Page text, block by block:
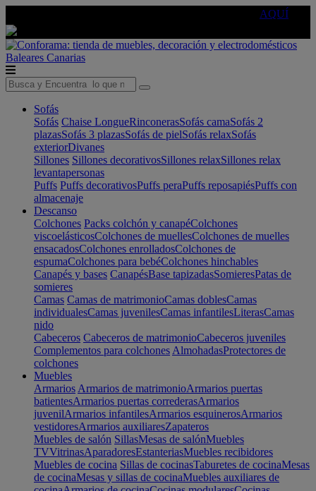
AQUÍ
Baleares Canarias
Sofás
Sofás Chaise LongueRinconerasSofás camaSofás 2
plazasSofás 3 plazasSofás de pielSofás relaxSofás
exteriorDivanes
Sillones Sillones decorativosSillones relaxSillones relax
levantapersonas
Puffs Puffs decorativosPuffs peraPuffs reposapiésPuffs con
almacenaje
Descanso
Colchones Packs colchón y canapéColchones
viscoelásticosColchones de muellesColchones de muelles
ensacadosColchones enrolladosColchones de
espumaColchones para bebéColchones hinchables
Canapés y bases CanapésBase tapizadasSomieresPatas de
somieres
Camas Camas de matrimonioCamas doblesCamas
individualesCamas juvenilesCamas infantilesLiterasCamas
nido
Cabeceros Cabeceros de matrimonioCabeceros juveniles
Complementos para colchones AlmohadasProtectores de
colchones
Muebles
Armarios Armarios de matrimonioArmarios puertas
batientesArmarios puertas correderasArmarios
juvenilArmarios infantilesArmarios esquinerosArmarios
vestidoresArmarios auxiliaresZapateros
Muebles de salón SillasMesas de salónMuebles
TVVitrinasAparadoresEstanteriasMuebles recibidores
Muebles de cocina Sillas de cocinasTaburetes de cocinaMesas
de cocinaMesas y sillas de cocinaMuebles auxiliares de